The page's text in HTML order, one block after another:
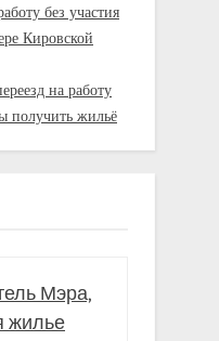
без участия
Кировской
на работу
получить жильё
Мэра,
жилье